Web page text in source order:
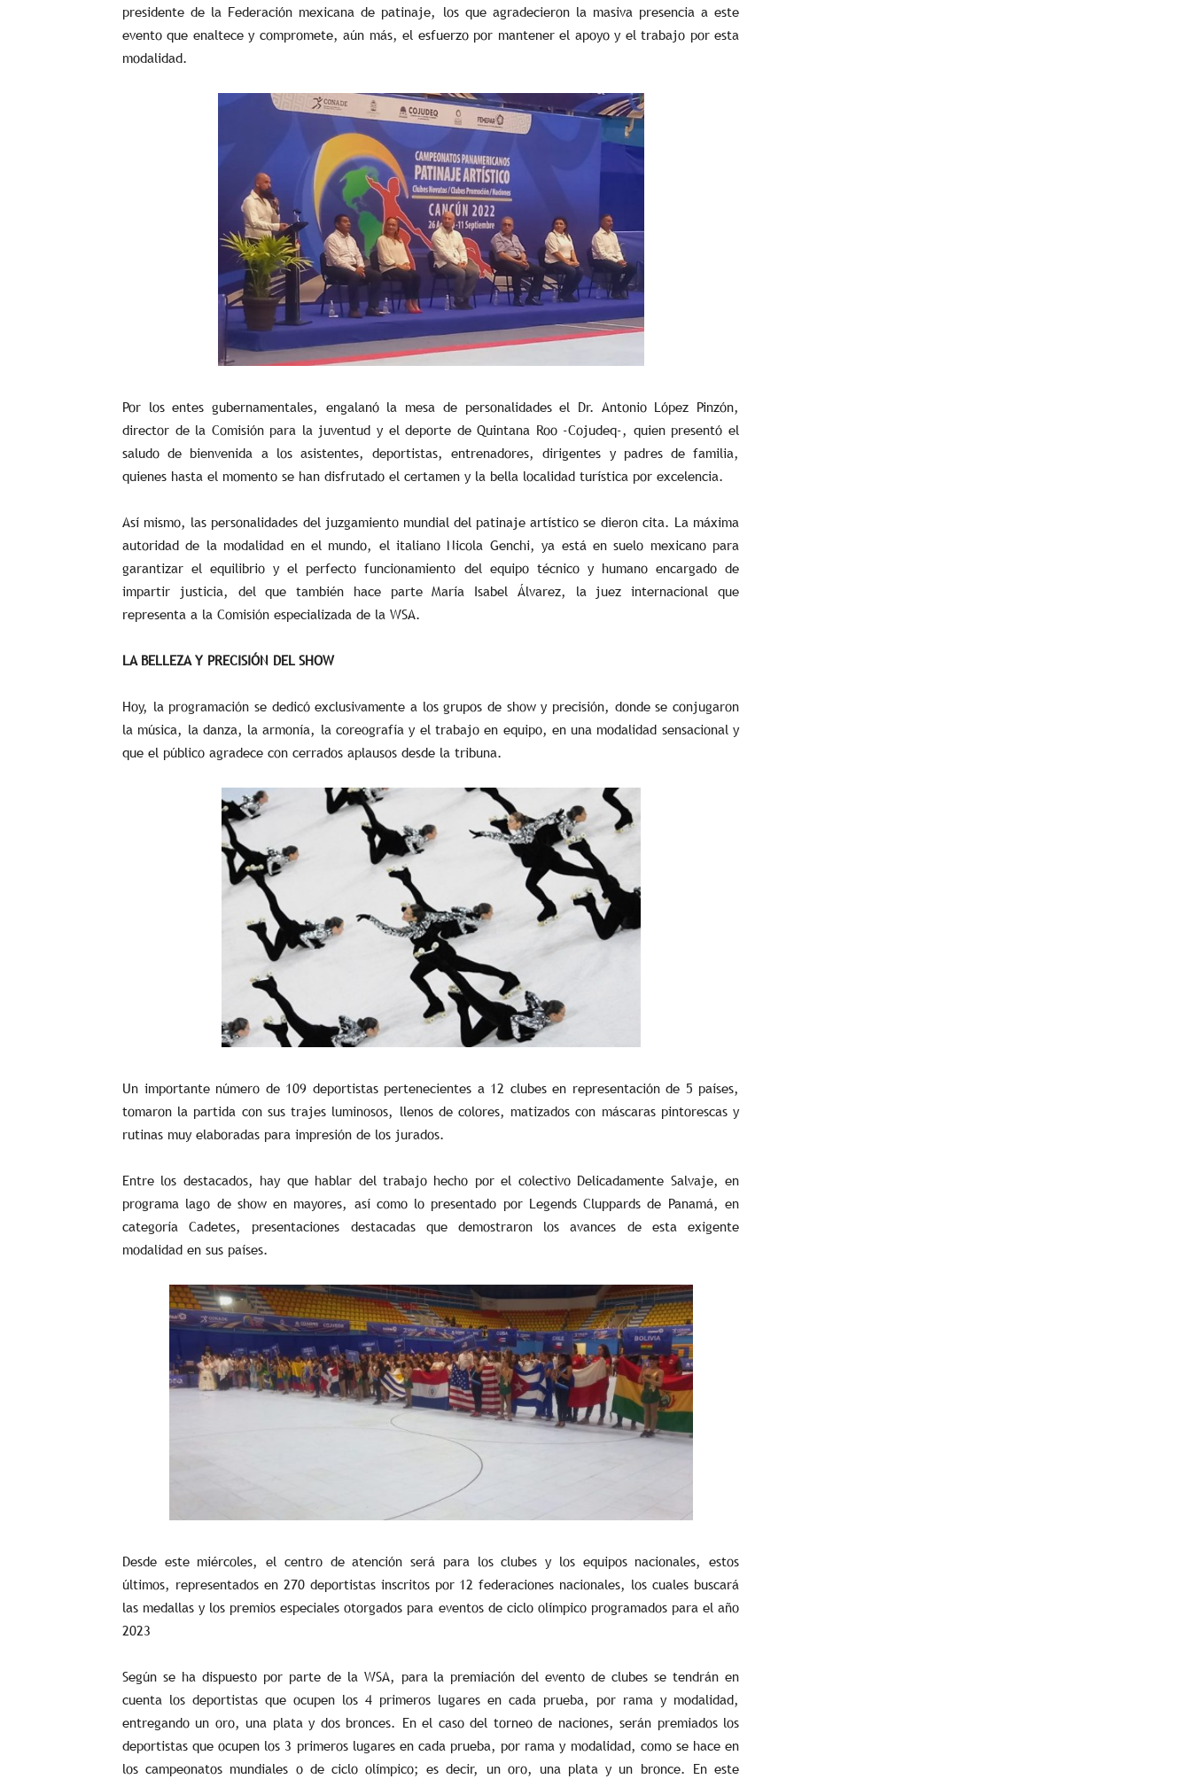
presidente de la Federación mexicana de patinaje, los que agradecieron la masiva presencia a este
evento que enaltece y compromete, aún más, el esfuerzo por mantener el apoyo y el trabajo por esta
modalidad.
Por los entes gubernamentales, engalanó la mesa de personalidades el Dr. Antonio López Pinzón,
director de la Comisión para la juventud y el deporte de Quintana Roo -Cojudeq-, quien presentó el
saludo de bienvenida a los asistentes, deportistas, entrenadores, dirigentes y padres de familia,
quienes hasta el momento se han disfrutado el certamen y la bella localidad turística por excelencia.
Así mismo, las personalidades del juzgamiento mundial del patinaje artístico se dieron cita. La máxima
autoridad de la modalidad en el mundo, el italiano Nicola Genchi, ya está en suelo mexicano para
garantizar el equilibrio y el perfecto funcionamiento del equipo técnico y humano encargado de
impartir justicia, del que también hace parte María Isabel Álvarez, la juez internacional que
representa a la Comisión especializada de la WSA.
LA BELLEZA Y PRECISIÓN DEL SHOW
Hoy, la programación se dedicó exclusivamente a los grupos de show y precisión, donde se conjugaron
la música, la danza, la armonía, la coreografía y el trabajo en equipo, en una modalidad sensacional y
que el público agradece con cerrados aplausos desde la tribuna.
Un importante número de 109 deportistas pertenecientes a 12 clubes en representación de 5 países,
tomaron la partida con sus trajes luminosos, llenos de colores, matizados con máscaras pintorescas y
rutinas muy elaboradas para impresión de los jurados.
Entre los destacados, hay que hablar del trabajo hecho por el colectivo Delicadamente Salvaje, en
programa lago de show en mayores, así como lo presentado por Legends Cluppards de Panamá, en
categoría Cadetes, presentaciones destacadas que demostraron los avances de esta exigente
modalidad en sus países.
Desde este miércoles, el centro de atención será para los clubes y los equipos nacionales, estos
últimos, representados en 270 deportistas inscritos por 12 federaciones nacionales, los cuales buscará
las medallas y los premios especiales otorgados para eventos de ciclo olímpico programados para el año
2023
Según se ha dispuesto por parte de la WSA, para la premiación del evento de clubes se tendrán en
cuenta los deportistas que ocupen los 4 primeros lugares en cada prueba, por rama y modalidad,
entregando un oro, una plata y dos bronces. En el caso del torneo de naciones, serán premiados los
deportistas que ocupen los 3 primeros lugares en cada prueba, por rama y modalidad, como se hace en
los campeonatos mundiales o de ciclo olímpico; es decir, un oro, una plata y un bronce. En este